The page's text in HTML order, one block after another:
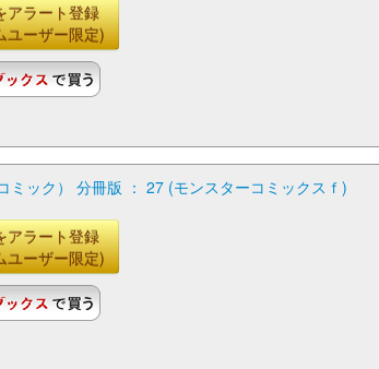
アラート登録
ユーザー限定)
ック） 分冊版 ： 27 (モンスターコミックスｆ)
アラート登録
ユーザー限定)